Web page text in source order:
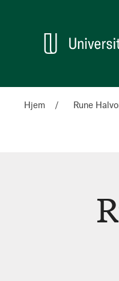
Hjem Rune
Rune